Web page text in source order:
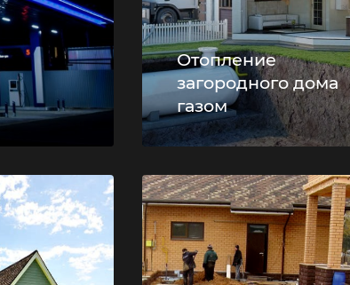
Отопление
загородного дома
газом